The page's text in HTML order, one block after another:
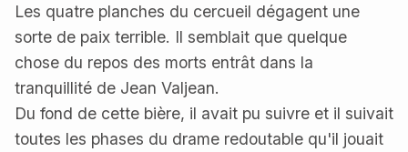
Les quatre planches du cercueil dégagent une
sorte de paix terrible. Il semblait que quelque
chose du repos des morts entrât dans la
tranquillité de Jean Valjean.
Du fond de cette bière, il avait pu suivre et il suivait
toutes les phases du drame redoutable qu'il jouait